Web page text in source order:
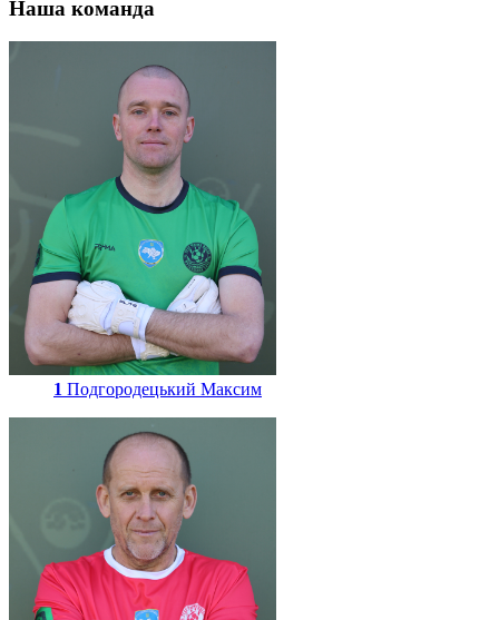
Наша команда
1 Подгородецький Максим